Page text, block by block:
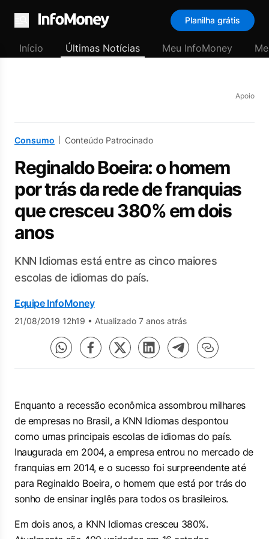
Menu
Planilha grátis
Início Últimas Notícias Meu InfoMoney
Apoio
Consumo Conteúdo Patrocinado
Reginaldo Boeira: o homem
por trás da rede de franquias
que cresceu 380% em dois
anos
KNN Idiomas está entre as cinco maiores
escolas de idiomas do país.
Equipe InfoMoney
21/08/2019 12h19 • Atualizado 7 anos atrás
Enquanto a recessão econômica assombrou milhares
de empresas no Brasil, a KNN Idiomas despontou
como umas principais escolas de idiomas do país.
Inaugurada em 2004, a empresa entrou no mercado de
franquias em 2014, e o sucesso foi surpreendente até
para Reginaldo Boeira, o homem que está por trás do
sonho de ensinar inglês para todos os brasileiros.
Em dois anos, a KNN Idiomas cresceu 380%.